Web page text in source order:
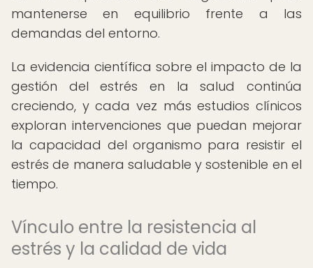
mantenerse en equilibrio frente a las
demandas del entorno.
La evidencia científica sobre el impacto de la
gestión del estrés en la salud continúa
creciendo, y cada vez más estudios clínicos
exploran intervenciones que puedan mejorar
la capacidad del organismo para resistir el
estrés de manera saludable y sostenible en el
tiempo.
Vínculo entre la resistencia al
estrés y la calidad de vida